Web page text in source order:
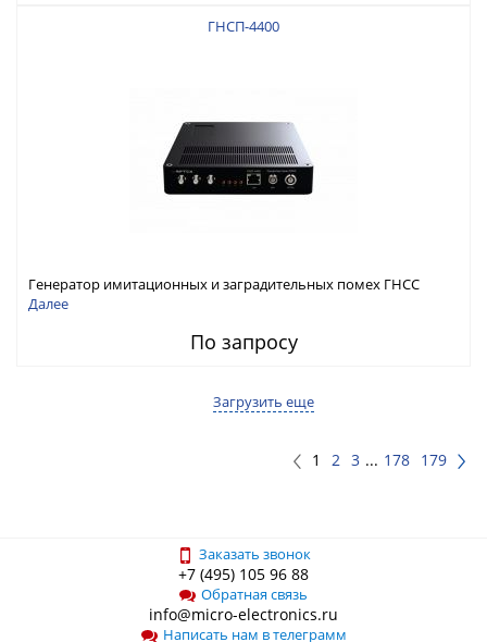
ГНСП-4400
Генератор имитационных и заградительных помех ГНСС
RFТех ГНСП-4400
Далее
По запросу
Загрузить еще
1 2 3 ... 178 179
Заказать звонок
+7 (495) 105 96 88
Обратная связь
info@micro-electronics.ru
Написать нам в телеграмм